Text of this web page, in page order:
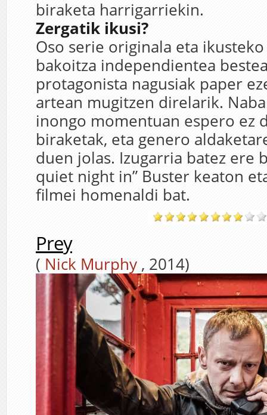
biraketa harrigarriekin.
Zergatik ikusi?
Oso serie originala eta
bakoitza independientea
protagonista nagusiak paper
artean mugitzen direlarik.
inongo momentuan espero ez
biraketak, eta genero
duen jolas. Izugarria batez ere
quiet night in” Buster keaton
filmei homenaldi bat.
Prey
( Nick Murphy , 2014)